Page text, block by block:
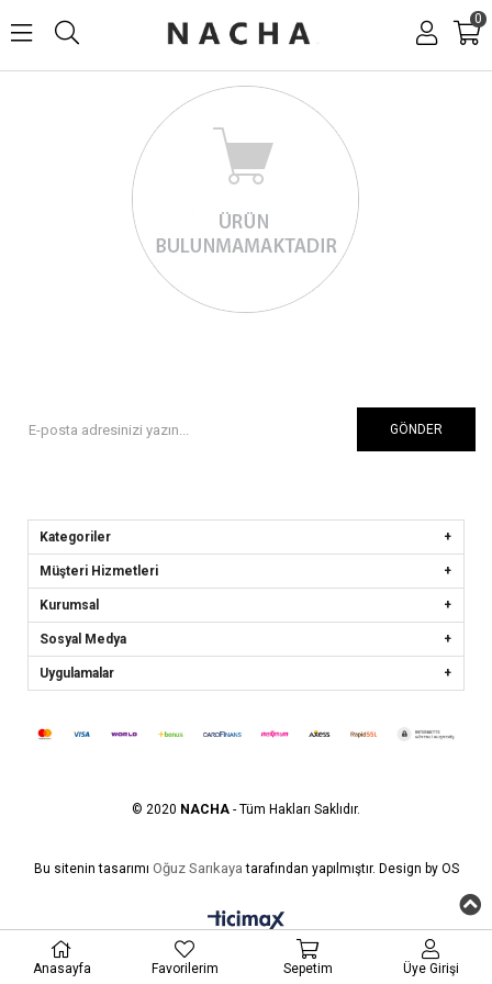
0
GÖNDER
Kategoriler
Müşteri Hizmetleri
Kurumsal
Sosyal Medya
Uygulamalar
© 2020 NACHA - Tüm Hakları Saklıdır.
Bu sitenin tasarımı Oğuz Sarıkaya tarafından yapılmıştır. Design by OS
Anasayfa Favorilerim Sepetim Üye Girişi